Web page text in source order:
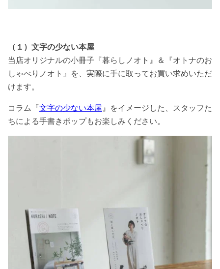
（１）文字の少ない本屋
当店オリジナルの小冊子『暮らしノオト』＆『オトナのお
しゃべりノオト』を、実際に手に取ってお買い求めいただ
けます。
コラム『文字の少ない本屋 』をイメージした、スタッフた
ちによる手書きポップもお楽しみください。